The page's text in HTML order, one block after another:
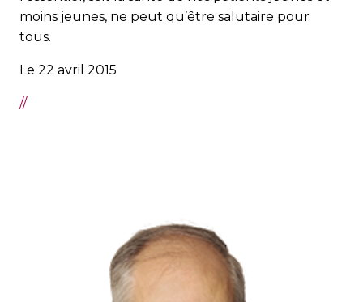
moins jeunes, ne peut qu’être salutaire pour
tous.
Le 22 avril 2015
//